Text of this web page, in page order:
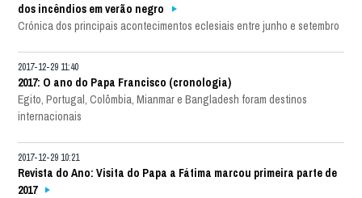
dos incêndios em verão negro
Crónica dos principais acontecimentos eclesiais entre junho e setembro
2017-12-29 11:40
2017: O ano do Papa Francisco (cronologia)
Egito, Portugal, Colômbia, Mianmar e Bangladesh foram destinos
internacionais
2017-12-29 10:21
Revista do Ano: Visita do Papa a Fátima marcou primeira parte de
2017